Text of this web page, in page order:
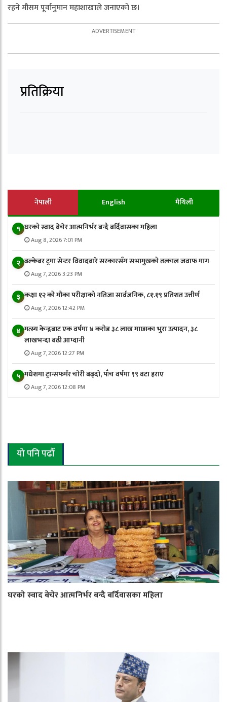
रहने मौसम पूर्वानुमान महाशाखाले जनाएको छ।
प्रतिक्रिया
नेपाली English मैथिली
१ घरको स्वाद बेचेर आत्मनिर्भर बन्दै बर्दिवासका महिला
Aug 8, 2026 7:01 PM
२ ढल्केबर ट्रमा सेन्टर विवादबारे सरकारसँग सभामुखको तत्काल जवाफ माग
Aug 7, 2026 3:23 PM
३ कक्षा १२ को मौका परीक्षाको नतिजा सार्वजनिक, ८१.१९ प्रतिशत उत्तीर्ण
Aug 7, 2026 12:42 PM
४ मत्स्य केन्द्रबाट एक वर्षमा ४ करोड ३८ लाख माछाका भुरा उत्पादन, ३८
लाखभन्दा बढी आम्दानी
Aug 7, 2026 12:27 PM
५ मधेशमा ट्रान्सफर्मर चोरी बढ्दो, पाँच वर्षमा ९९ वटा हराए
Aug 7, 2026 12:08 PM
यो पनि पढौँ
घरको स्वाद बेचेर आत्मनिर्भर बन्दै बर्दिवासका महिला